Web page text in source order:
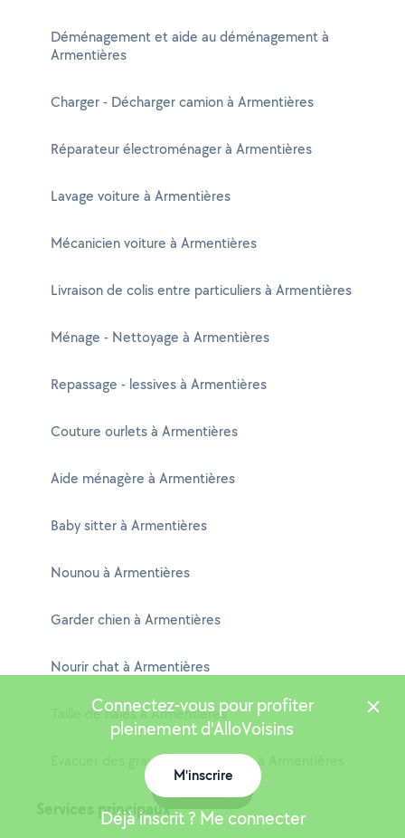
Déménagement et aide au déménagement à
Armentières
Charger - Décharger camion à Armentières
Réparateur électroménager à Armentières
Lavage voiture à Armentières
Mécanicien voiture à Armentières
Livraison de colis entre particuliers à Armentières
Ménage - Nettoyage à Armentières
Repassage - lessives à Armentières
Couture ourlets à Armentières
Aide ménagère à Armentières
Baby sitter à Armentières
Nounou à Armentières
Garder chien à Armentières
Nourir chat à Armentières
Taille de haies à Armentières
Evacuer des gravats - Déchèterie à Armentières
Services principaux
Connectez-vous pour profiter
pleinement d'AlloVoisins
M'inscrire
Déjà inscrit ? Me connecter